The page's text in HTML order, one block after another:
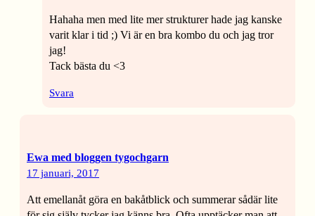
Hahaha men med lite mer strukturer hade jag kanske
varit klar i tid ;) Vi är en bra kombo du och jag tror
jag!
Tack bästa du <3
Svara
Ewa med bloggen tygochgarn
17 januari, 2017
Att emellanåt göra en bakåtblick och summerar sådär lite